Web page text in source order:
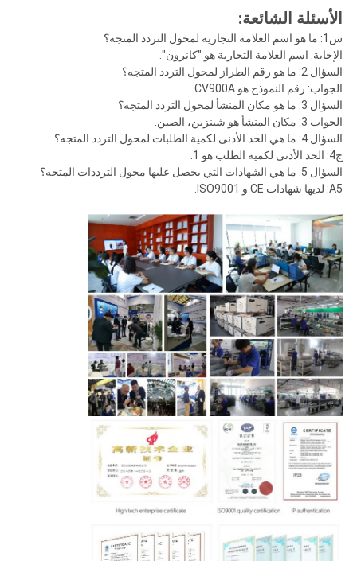
الأسئلة الشائعة:
س1: ما هو اسم العلامة التجارية لمحول التردد المتجه؟
الإجابة: اسم العلامة التجارية هو "كانرون".
السؤال 2: ما هو رقم الطراز لمحول التردد المتجه؟
الجواب: رقم النموذج هو CV900A
السؤال 3: ما هو مكان المنشأ لمحول التردد المتجه؟
الجواب 3: مكان المنشأ هو شينزين، الصين.
السؤال 4: ما هي الحد الأدنى لكمية الطلبات لمحول التردد المتجه؟
ج4: الحد الأدنى لكمية الطلب هو 1.
السؤال 5: ما هي الشهادات التي يحصل عليها محول الترددات المتجه؟
A5: لديها شهادات CE و ISO9001.